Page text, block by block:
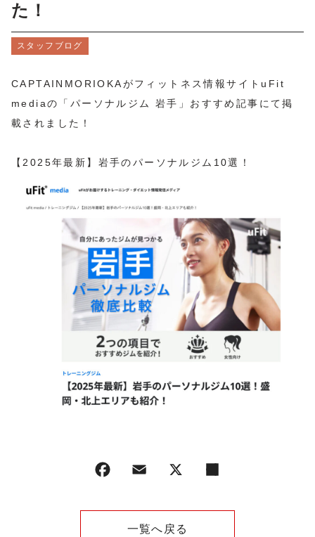
た！
スタッフブログ
CAPTAINMORIOKAがフィットネス情報サイト uFit
mediaの「 パーソナルジム 岩手 」おすすめ記事にて掲
載されました！
【2025年最新】岩手のパーソナルジム10選！
一覧へ戻る